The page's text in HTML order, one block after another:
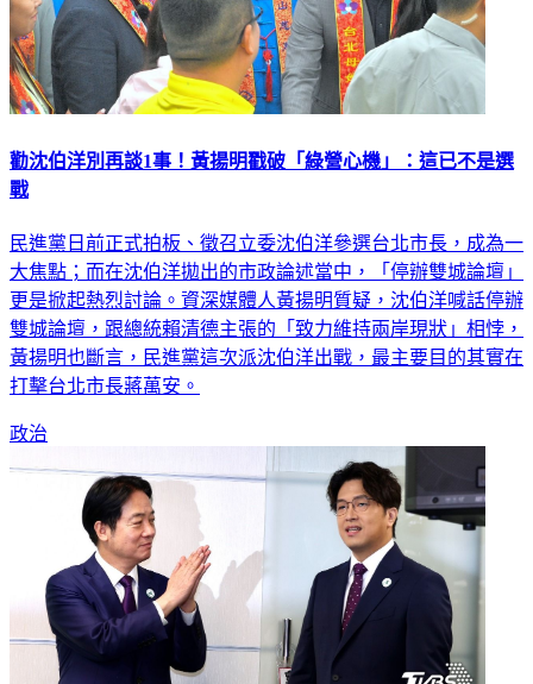
勸沈伯洋別再談1事！黃揚明戳破「綠營心機」：這已不是選
戰
民進黨日前正式拍板、徵召立委沈伯洋參選台北市長，成為一
大焦點；而在沈伯洋拋出的市政論述當中，「停辦雙城論壇」
更是掀起熱烈討論。資深媒體人黃揚明質疑，沈伯洋喊話停辦
雙城論壇，跟總統賴清德主張的「致力維持兩岸現狀」相悖，
黃揚明也斷言，民進黨這次派沈伯洋出戰，最主要目的其實在
打擊台北市長蔣萬安。
政治